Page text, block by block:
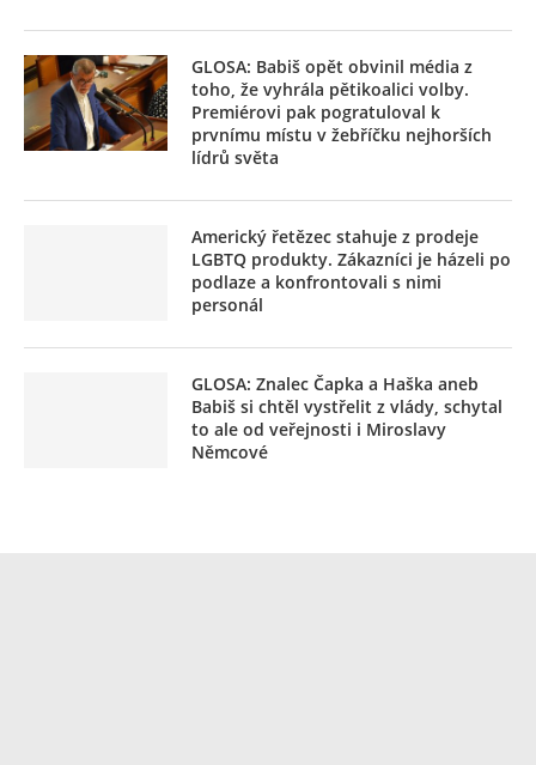
GLOSA: Babiš opět obvinil média z
toho, že vyhrála pětikoalici volby.
Premiérovi pak pogratuloval k
prvnímu místu v žebříčku nejhorších
lídrů světa
Americký řetězec stahuje z prodeje
LGBTQ produkty. Zákazníci je házeli po
podlaze a konfrontovali s nimi
personál
GLOSA: Znalec Čapka a Haška aneb
Babiš si chtěl vystřelit z vlády, schytal
to ale od veřejnosti i Miroslavy
Němcové